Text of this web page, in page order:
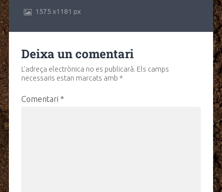
1575x1181 px
Deixa un comentari
L'adreça electrònica no es publicarà. Els camps
necessaris estan marcats amb *
Comentari *